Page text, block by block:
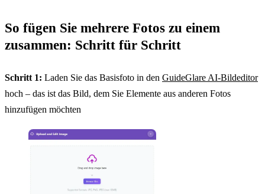
So fügen Sie mehrere Fotos zu einem
zusammen: Schritt für Schritt
Schritt 1: Laden Sie das Basisfoto in den GuideGlare AI-Bildeditor
hoch – das ist das Bild, dem Sie Elemente aus anderen Fotos
hinzufügen möchten